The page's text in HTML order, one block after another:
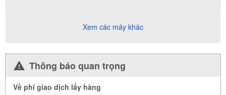
Xem các máy khác
Thông báo quan trọng
Về phí giao dịch lấy hàng